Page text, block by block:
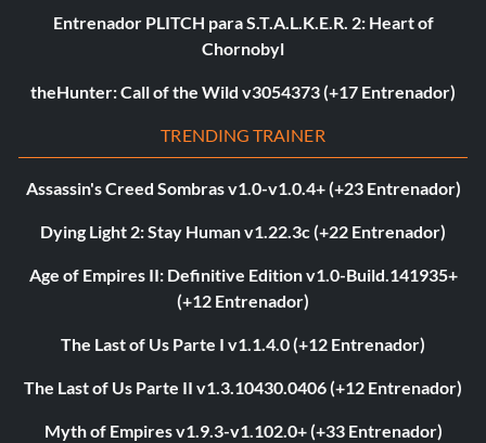
Entrenador PLITCH para S.T.A.L.K.E.R. 2: Heart of
Chornobyl
theHunter: Call of the Wild v3054373 (+17 Entrenador)
TRENDING TRAINER
Assassin's Creed Sombras v1.0-v1.0.4+ (+23 Entrenador)
Dying Light 2: Stay Human v1.22.3c (+22 Entrenador)
Age of Empires II: Definitive Edition v1.0-Build.141935+
(+12 Entrenador)
The Last of Us Parte I v1.1.4.0 (+12 Entrenador)
The Last of Us Parte II v1.3.10430.0406 (+12 Entrenador)
Myth of Empires v1.9.3-v1.102.0+ (+33 Entrenador)